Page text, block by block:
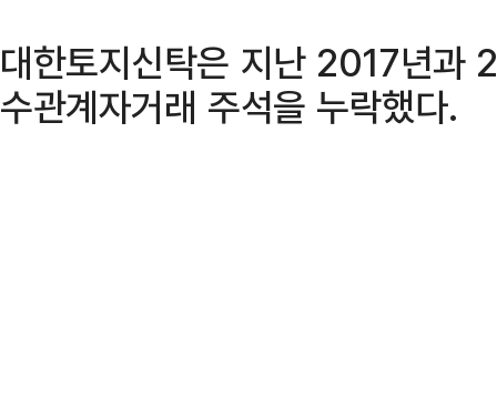
대한토지신탁은 지난 2017년
수관계자거래 주석을 누락했다.